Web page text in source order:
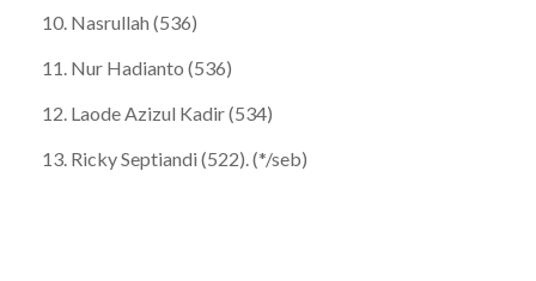
10. Nasrullah (536)
11. Nur Hadianto (536)
12. Laode Azizul Kadir (534)
13. Ricky Septiandi (522). (*/seb)